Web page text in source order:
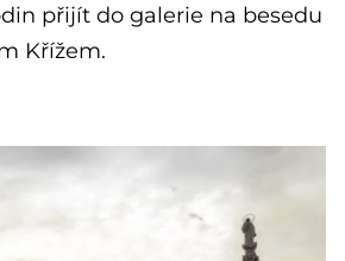
přijít do galerie na besedu
Křížem.